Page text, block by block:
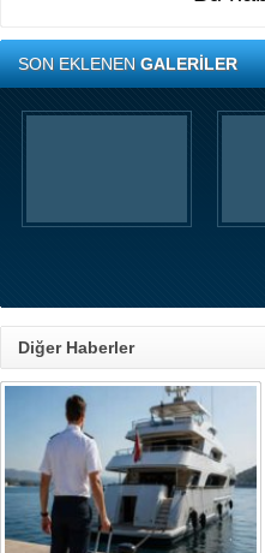
SON EKLENENGALERİLER
Diğer Haberler